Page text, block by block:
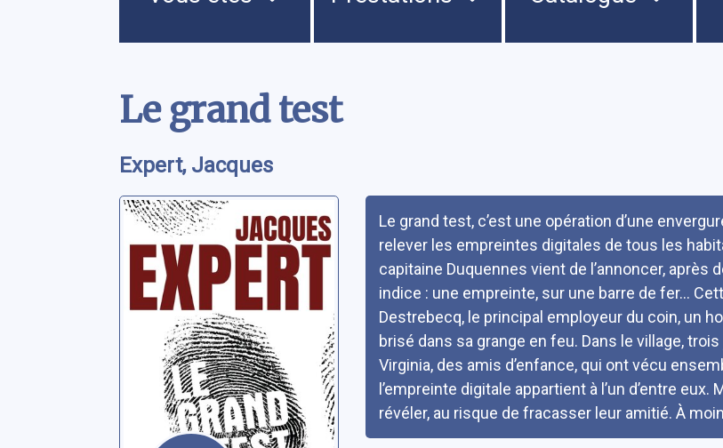
Le grand test
Expert, Jacques
Le grand test, c’est une opération d’une
relever les empreintes digitales de tous les
capitaine Duquennes vient de l’annoncer, après
indice : une empreinte, sur une barre de fer…
Destrebecq, le principal employeur du coin, un
brisé dans sa grange en feu. Dans le village,
Virginia, des amis d’enfance, qui ont vécu
l’empreinte digitale appartient à l’un d’entre
révéler, au risque de fracasser leur amitié. À